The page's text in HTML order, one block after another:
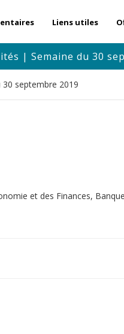
Liens utiles
| Semaine du 30
septembre 2019
et des Finances,